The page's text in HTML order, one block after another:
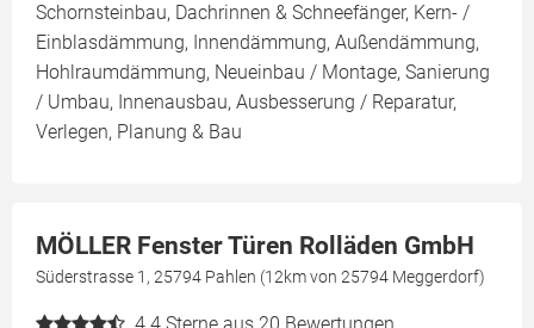
Schornsteinbau, Dachrinnen & Schneefänger, Kern- /
Einblasdämmung, Innendämmung, Außendämmung,
Hohlraumdämmung, Neueinbau / Montage, Sanierung
/ Umbau, Innenausbau, Ausbesserung / Reparatur,
Verlegen, Planung & Bau
MÖLLER Fenster Türen Rolläden GmbH
Süderstrasse 1, 25794 Pahlen (12km von 25794 Meggerdorf)